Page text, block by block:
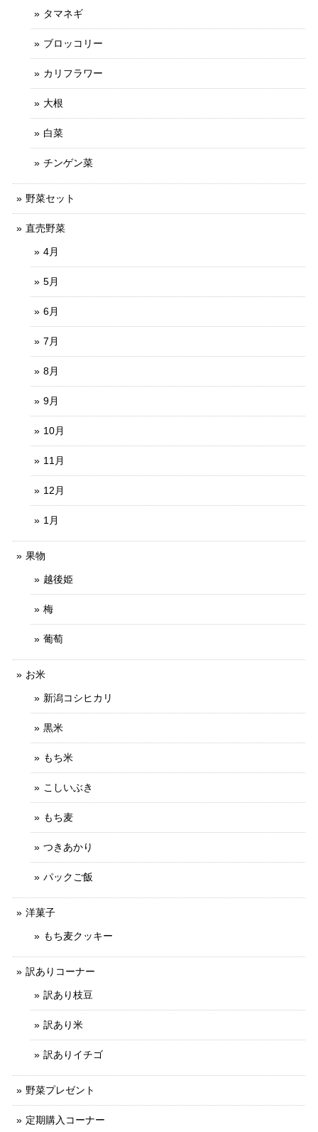
タマネギ
ブロッコリー
カリフラワー
大根
白菜
チンゲン菜
野菜セット
直売野菜
4月
5月
6月
7月
8月
9月
10月
11月
12月
1月
果物
越後姫
梅
葡萄
お米
新潟コシヒカリ
黒米
もち米
こしいぶき
もち麦
つきあかり
パックご飯
洋菓子
もち麦クッキー
訳ありコーナー
訳あり枝豆
訳あり米
訳ありイチゴ
野菜プレゼント
定期購入コーナー